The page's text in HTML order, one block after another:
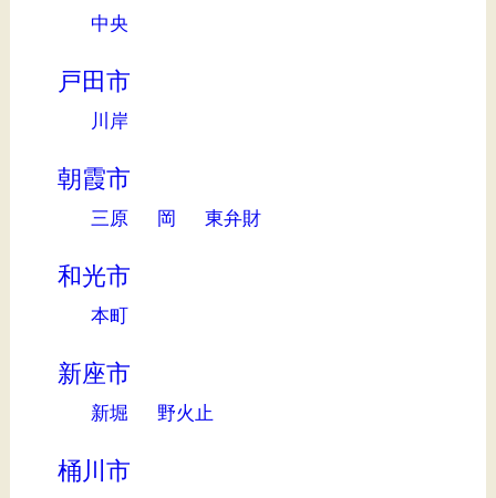
中央
戸田市
川岸
朝霞市
三原 岡 東弁財
和光市
本町
新座市
新堀 野火止
桶川市